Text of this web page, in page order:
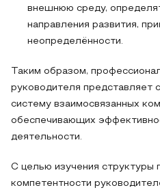
внешнюю среду,
направления развития,
неопределённости.
Таким образом,
руководителя представляет
систему взаимосвязанных
обеспечивающих
деятельности.
С целью изучения структуры
компетентности